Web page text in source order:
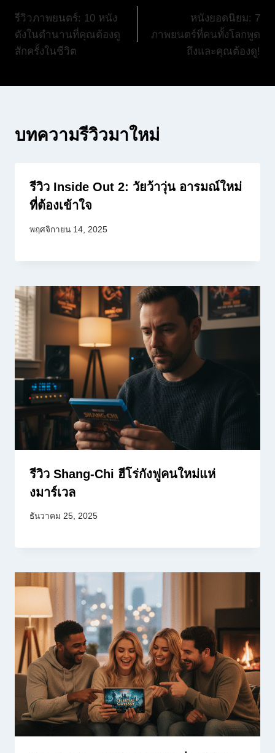
เรื่อง
รีวิวภาพยนตร์: 10 หนัง
ดังในตำนานที่คุณต้องดู
สักครั้งในชีวิต
หนังยอดนิยม: 7
ภาพยนตร์ที่คนทั้งโลกพูด
ถึงและคุณต้องดู!
บทความรีวิวมาใหม่
รีวิว Inside Out 2: วัยว้าวุ่น อารมณ์ใหม่
ที่ต้องเข้าใจ
พฤศจิกายน 14, 2025
รีวิว Shang-Chi ฮีโร่กังฟูคนใหม่แห่
งมาร์เวล
ธันวาคม 25, 2025